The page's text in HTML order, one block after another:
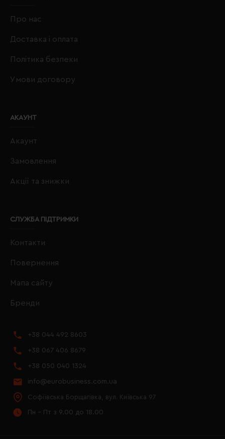
Про нас
Доставка і оплата
Політика безпеки
Умови договору
АКАУНТ
Акаунт
Замовлення
Акції та знижки
СЛУЖБА ПІДТРИМКИ
Контакти
Повернення
Мапа сайту
Бренди
+38 044 492 8603
+38 067 406 8679
+38 050 040 1324
info@eurobusiness.com.ua
Софіївська Борщагівка, вул. Київська 97
Пн - Пт з 9.00 до 18.00